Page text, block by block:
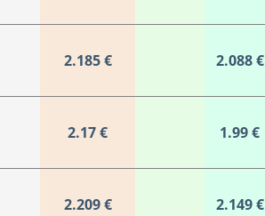
2.185 € 2.088 €
2.17 € 1.99 €
2.209 € 2.149 €